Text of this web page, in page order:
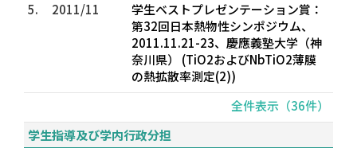
5.
2011/11
学生ベストプレゼンテーション賞：
第32回日本熱物性シンポジウム、
2011.11.21-23、慶應義塾大学（神
奈川県） (TiO2およびNbTiO2薄膜
の熱拡散率測定(2))
全件表示（36件）
学生指導及び学内行政分担